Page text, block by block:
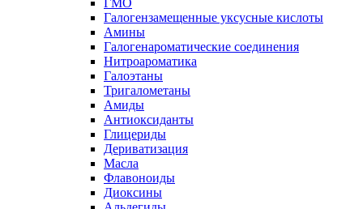
ГМО
Галогензамещенные уксусные кислоты
Амины
Галогенароматические соединения
Нитроароматика
Галоэтаны
Тригалометаны
Амиды
Антиоксиданты
Глицериды
Дериватизация
Масла
Флавоноиды
Диоксины